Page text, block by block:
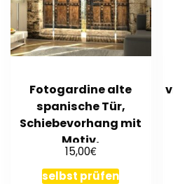
Fotogardine alte
spanische Tür,
Schiebevorhang mit
Motiv,
Flächenvorhang, auf
Maß
15,00€
selbst prüfen